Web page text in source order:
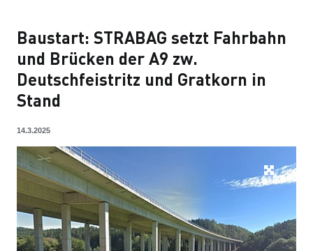
Baustart: STRABAG setzt Fahrbahn
und Brücken der A9 zw.
Deutschfeistritz und Gratkorn in
Stand
14.3.2025